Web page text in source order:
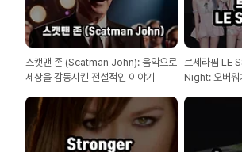
스캣맨 존 (Scatman John): 음악으로
세상을 감동시킨 전설적인 이야기
르세라핌 LE
Night: 오버워